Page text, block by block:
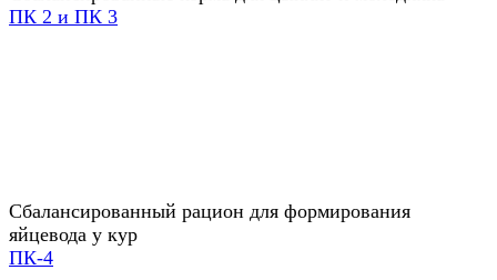
ПК 2 и ПК 3
Сбалансированный рацион для формирования
яйцевода у кур
ПК-4